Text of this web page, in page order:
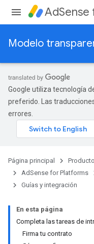
AdSense
Modelo
Google utiliza tecnología
preferido. Las
errores.
Página principal
AdSense for Platforms
Guías y integración
En esta página
Completa las tareas de
Firma tu contrato